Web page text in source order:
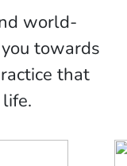
world-
towards
that